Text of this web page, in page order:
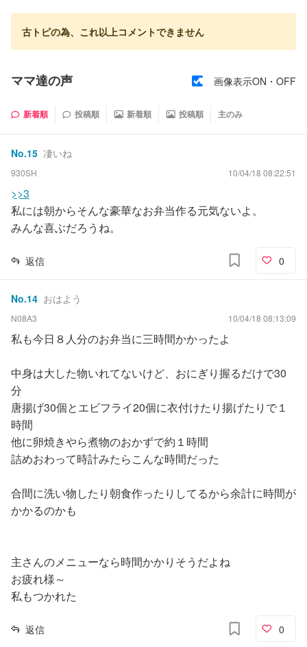
古トピの為、これ以上コメントできません
ママ達の声 画像表示ON・OFF
新着順 投稿順 新着順 投稿順 主のみ
No.15 凄いね
930SH 10/04/18 08:22:51
>>3
私には朝からそんな豪華なお弁当作る元気ないよ。
みんな喜ぶだろうね。
返信 0
No.14 おはよう
N08A3 10/04/18 08:13:09
私も今日８人分のお弁当に三時間かかったよ
中身は大した物いれてないけど、おにぎり握るだけで30
分
唐揚げ30個とエビフライ20個に衣付けたり揚げたりで１
時間
他に卵焼きやら煮物のおかずで約１時間
詰めおわって時計みたらこんな時間だった
合間に洗い物したり朝食作ったりしてるから余計に時間が
かかるのかも
主さんのメニューなら時間かかりそうだよね
お疲れ様～
私もつかれた
返信 0